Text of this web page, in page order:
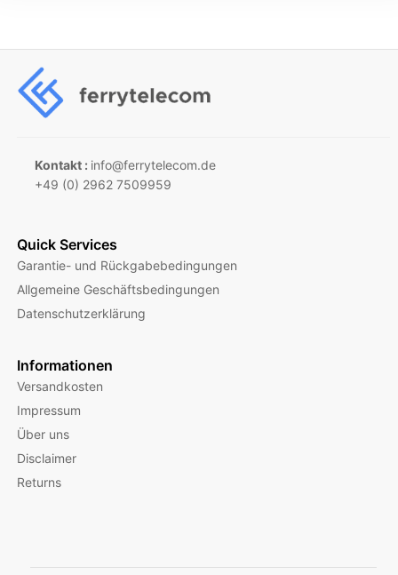
Kontakt : info@ferrytelecom.de
+49 (0) 2962 7509959
Quick Services
Garantie- und Rückgabebedingungen
Allgemeine Geschäftsbedingungen
Datenschutzerklärung
Informationen
Versandkosten
Impressum
Über uns
Disclaimer
Returns